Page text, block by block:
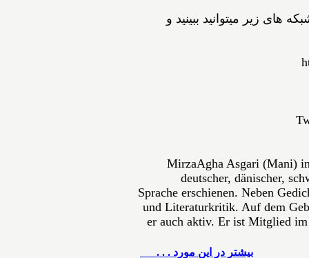
های زیر میتوانید ببینید و
MirzaAgha Asgari (Mani)
deutscher, dänischer,
Sprache erschienen. Neben
und Literaturkritik. Auf dem
er auch aktiv. Er ist Mitglied
بيشتر در این مورد . . .